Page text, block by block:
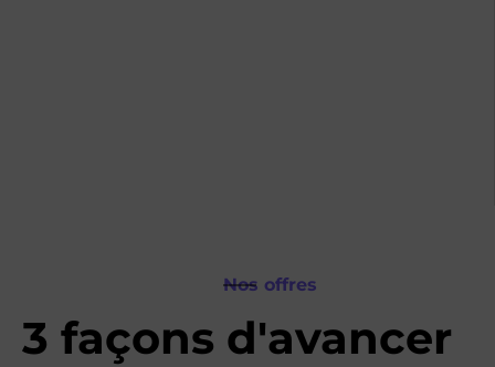
Nos offres
3 façons d'avancer